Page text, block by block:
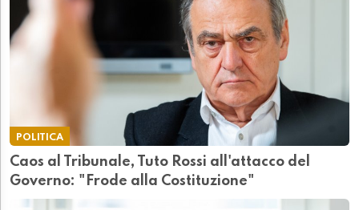
POLITICA
Caos al Tribunale, Tuto Rossi all'attacco del
Governo: "Frode alla Costituzione"